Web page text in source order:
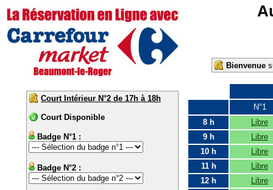
Bienvenue
Court Intérieur N°2 de 17h à 18h
Court Disponible
Badge N°1 :
Badge N°2 :
N°1
8 h
Libre
9 h
Libre
10 h
Libre
11 h
Libre
12 h
Libre